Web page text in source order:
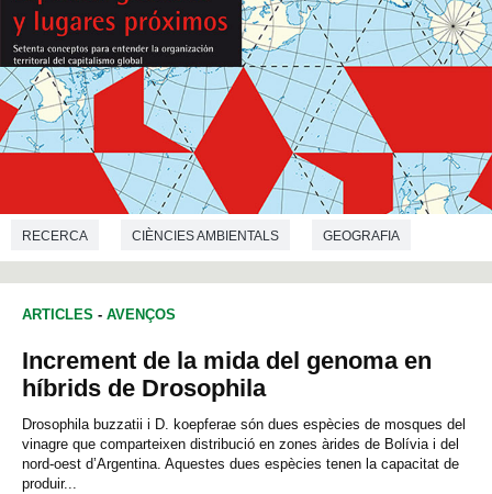
RECERCA CIÈNCIES AMBIENTALS GEOGRAFIA
ARTICLES - AVENÇOS
Increment de la mida del genoma en
híbrids de Drosophila
Drosophila buzzatii i D. koepferae són dues espècies de mosques del
vinagre que comparteixen distribució en zones àrides de Bolívia i del
nord-oest d’Argentina. Aquestes dues espècies tenen la capacitat de
produir...